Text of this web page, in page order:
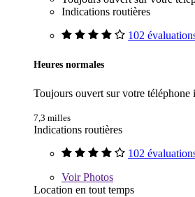
Indications routières
102
Heures normales
Toujours ouvert sur votre téléphone
7,3 milles
Indications routières
102
VoirPhotos
Location en tout temps